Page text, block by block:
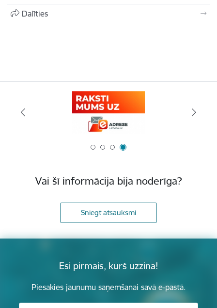
Dalīties
Vai šī informācija bija noderīga?
Sniegt atsauksmi
Esi pirmais, kurš uzzina!
Piesakies jaunumu saņemšanai savā e-pastā.